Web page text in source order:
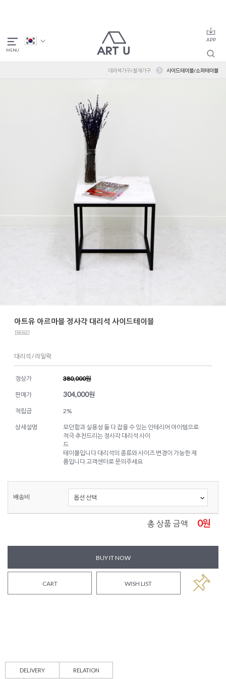
대리석가구/철재가구 사이드테이블/소파테이블
아트유 아르마블 정사각 대리석 사이드테이블
대리석 / 라일락
정상가 380,000원
판매가 304,000원
적립금 2%
상세설명
모던함과 실용성 둘 다 잡을 수 있는 인테리어 아이템으로
적극 추천드리는 정사각 대리석 사이
드
테이블입니다 대리석의 종류와 사이즈 변경이 가능한 제
품입니다 고객센터로 문의주세요
배송비
총 상품 금액 0원
BUY IT NOW
CART WISH LIST
DELIVERY RELATION